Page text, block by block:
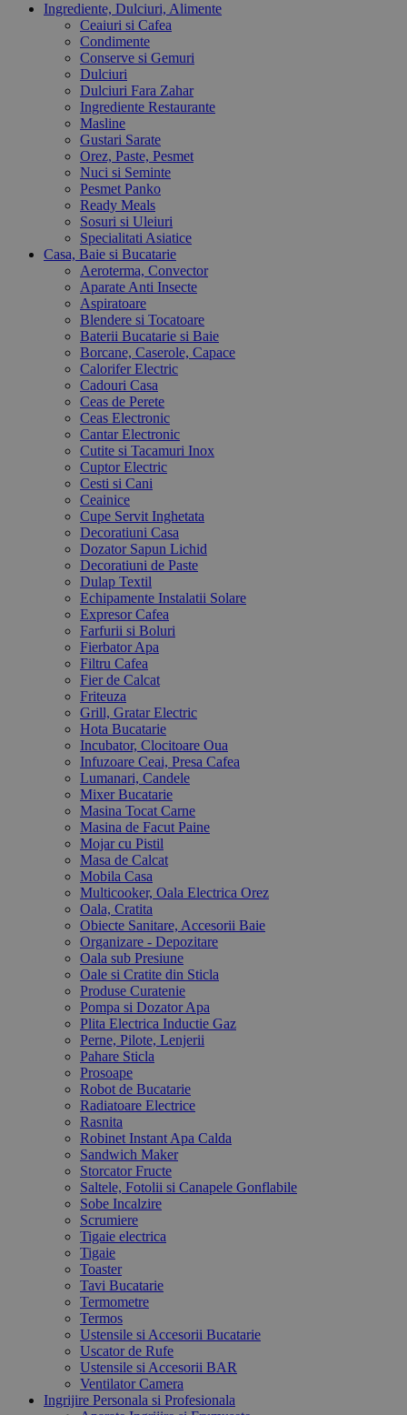
Ingrediente, Dulciuri, Alimente
Ceaiuri si Cafea
Condimente
Conserve si Gemuri
Dulciuri
Dulciuri Fara Zahar
Ingrediente Restaurante
Masline
Gustari Sarate
Orez, Paste, Pesmet
Nuci si Seminte
Pesmet Panko
Ready Meals
Sosuri si Uleiuri
Specialitati Asiatice
Casa, Baie si Bucatarie
Aeroterma, Convector
Aparate Anti Insecte
Aspiratoare
Blendere si Tocatoare
Baterii Bucatarie si Baie
Borcane, Caserole, Capace
Calorifer Electric
Cadouri Casa
Ceas de Perete
Ceas Electronic
Cantar Electronic
Cutite si Tacamuri Inox
Cuptor Electric
Cesti si Cani
Ceainice
Cupe Servit Inghetata
Decoratiuni Casa
Dozator Sapun Lichid
Decoratiuni de Paste
Dulap Textil
Echipamente Instalatii Solare
Expresor Cafea
Farfurii si Boluri
Fierbator Apa
Filtru Cafea
Fier de Calcat
Friteuza
Grill, Gratar Electric
Hota Bucatarie
Incubator, Clocitoare Oua
Infuzoare Ceai, Presa Cafea
Lumanari, Candele
Mixer Bucatarie
Masina Tocat Carne
Masina de Facut Paine
Mojar cu Pistil
Masa de Calcat
Mobila Casa
Multicooker, Oala Electrica Orez
Oala, Cratita
Obiecte Sanitare, Accesorii Baie
Organizare - Depozitare
Oala sub Presiune
Oale si Cratite din Sticla
Produse Curatenie
Pompa si Dozator Apa
Plita Electrica Inductie Gaz
Perne, Pilote, Lenjerii
Pahare Sticla
Prosoape
Robot de Bucatarie
Radiatoare Electrice
Rasnita
Robinet Instant Apa Calda
Sandwich Maker
Storcator Fructe
Saltele, Fotolii si Canapele Gonflabile
Sobe Incalzire
Scrumiere
Tigaie electrica
Tigaie
Toaster
Tavi Bucatarie
Termometre
Termos
Ustensile si Accesorii Bucatarie
Uscator de Rufe
Ustensile si Accesorii BAR
Ventilator Camera
Ingrijire Personala si Profesionala